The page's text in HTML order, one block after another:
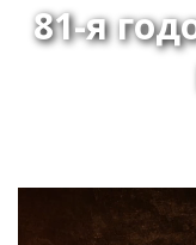
81-я